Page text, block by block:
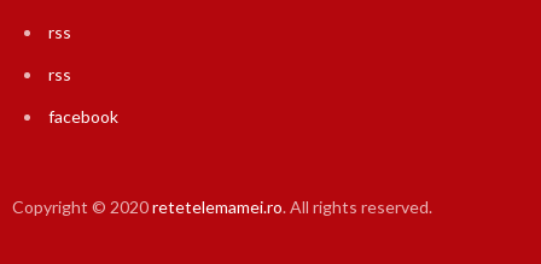
rss
rss
facebook
Copyright © 2020retetelemamei.ro. All rights reserved.